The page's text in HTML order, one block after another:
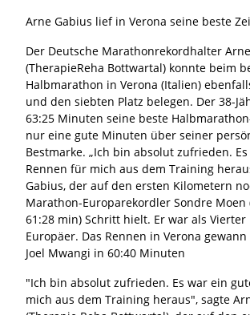
Arne Gabius lief in Verona seine beste
Der Deutsche Marathonrekordhalter
(TherapieReha Bottwartal) konnte beim
Halbmarathon in Verona (Italien)
und den siebten Platz belegen. Der 38-
63:25 Minuten seine beste
nur eine gute Minuten über seiner
Bestmarke. „Ich bin absolut zufrieden.
Rennen für mich aus dem Training
Gabius, der auf den ersten Kilometern
Marathon-Europarekordler Sondre Moen
61:28 min) Schritt hielt. Er war als Vierter
Europäer. Das Rennen in Verona
Joel Mwangi in 60:40 Minuten
"Ich bin absolut zufrieden. Es war ein
mich aus dem Training heraus", sagte